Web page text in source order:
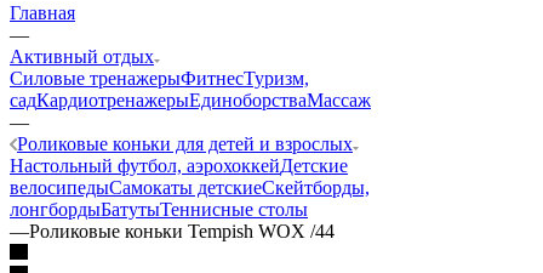
Главная
—
Активный отдых
Силовые тренажерыФитнесТуризм,
садКардиотренажерыЕдиноборстваМассаж
—
Роликовые коньки для детей и взрослых
Настольный футбол, аэрохоккейДетские
велосипедыСамокаты детскиеСкейтборды,
лонгбордыБатутыТеннисные столы
—Роликовые коньки Tempish WOX /44